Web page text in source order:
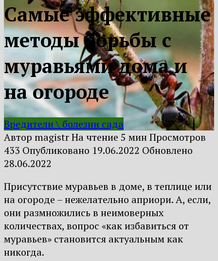
Самые эффективные
методы борьбы с
муравьями дома и
на огороде
Вредители \ болезни сада
Автор magistrНа чтение 5 минПросмотров
433 Опубликовано 19.06.2022 Обновлено
28.06.2022
Присутствие муравьев в доме, в теплице или
на огороде – нежелательно априори. А, если,
они размножились в неимоверных
количествах, вопрос «как избавиться от
муравьев» становится актуальным как
никогда.